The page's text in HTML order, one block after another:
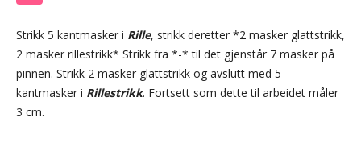
Strikk 5 kantmasker i Rille, strikk deretter *2 masker glattstrikk,
2 masker rillestrikk* Strikk fra *-* til det gjenstår 7 masker på
pinnen. Strikk 2 masker glattstrikk og avslutt med 5
kantmasker i Rillestrikk. Fortsett som dette til arbeidet måler
3 cm.